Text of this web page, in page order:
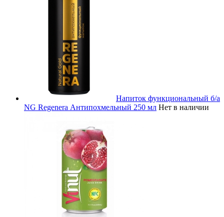
Напиток функциональный б/а
NG Regenera Антипохмельный 250 мл Нет в наличии